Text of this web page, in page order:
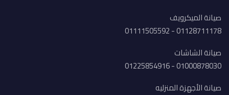
صيانة الميكرويف
01128711178 - 01111505592
صيانة الشاشات
01000878030 - 01225854916
صيانة الأجهزة المنزليه